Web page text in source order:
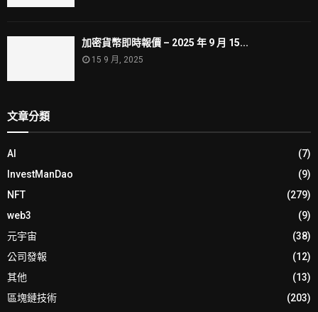
加密貨幣即時報價 – 2025 年 9 月 15...
15 9 月, 2025
文章分類
AI
(7)
InvestManDao
(9)
NFT
(279)
web3
(9)
元宇宙
(38)
公司發報
(12)
其他
(13)
區塊鏈技術
(203)